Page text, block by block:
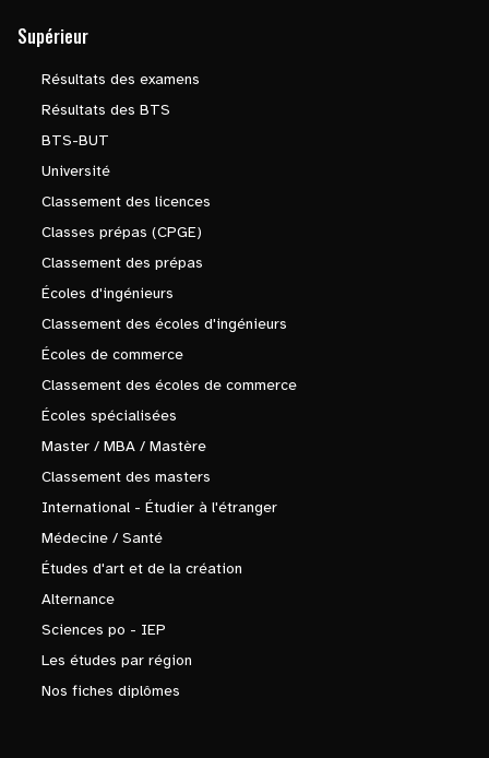
Supérieur
Résultats des examens
Résultats des BTS
BTS-BUT
Université
Classement des licences
Classes prépas (CPGE)
Classement des prépas
Écoles d'ingénieurs
Classement des écoles d'ingénieurs
Écoles de commerce
Classement des écoles de commerce
Écoles spécialisées
Master / MBA / Mastère
Classement des masters
International - Étudier à l'étranger
Médecine / Santé
Études d'art et de la création
Alternance
Sciences po - IEP
Les études par région
Nos fiches diplômes